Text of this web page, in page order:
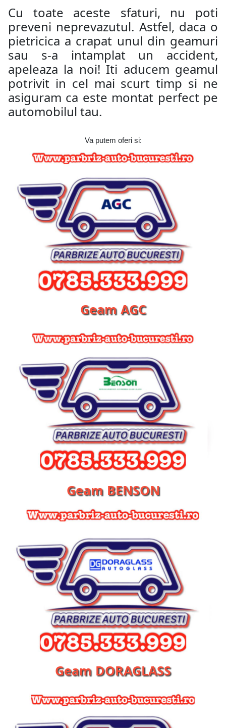
Cu toate aceste sfaturi, nu poti
preveni neprevazutul. Astfel, daca o
pietricica a crapat unul din geamuri
sau s-a intamplat un accident,
apeleaza la noi! Iti aducem geamul
potrivit in cel mai scurt timp si ne
asiguram ca este montat perfect pe
automobilul tau.
Va putem oferi si:
Geam AGC
Geam BENSON
Geam DORAGLASS